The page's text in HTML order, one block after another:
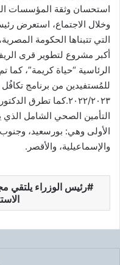
استحسان وثقة المؤسسات
وخلال الاجتماع، استعرض
التي تتبناها الحكومة
أكبر مشروع لتطوير قرى
للمُستفيدين من برنامج تكافُل
٢٠٢٢/٢٠٢٣.كما تطرق
التأمين الصحي الشامل
الأولى وهي: بورسعيد،
والإسماعيلية، والأقصر.
رئيس الوزراء